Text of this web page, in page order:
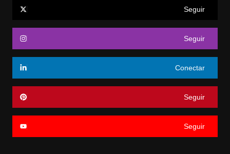
Seguir
Seguir
Conectar
Seguir
Seguir